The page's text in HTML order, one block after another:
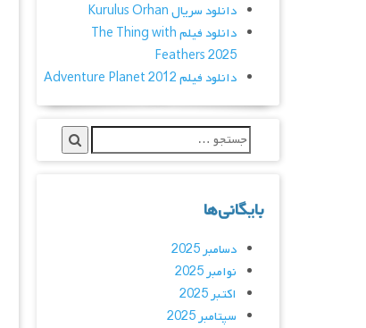
دانلود سریال Kurulus Orhan
دانلود فیلم The Thing with
Feathers 2025
دانلود فیلم Adventure Planet 2012
بایگانی‌ها
دسامبر 2025
نوامبر 2025
اکتبر 2025
سپتامبر 2025